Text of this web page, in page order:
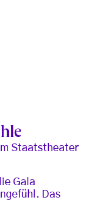
Staatstheater
Gala
Das